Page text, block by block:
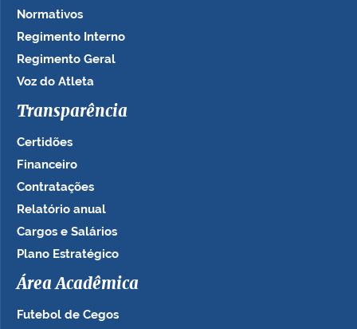
Normativos
Regimento Interno
Regimento Geral
Voz do Atleta
Transparência
Certidões
Financeiro
Contratações
Relatório anual
Cargos e Salários
Plano Estratégico
Área Acadêmica
Futebol de Cegos